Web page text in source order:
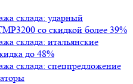
склада: ударный
со скидкой более 39%
склада: итальянские
до 48%
склада: спецпредложение